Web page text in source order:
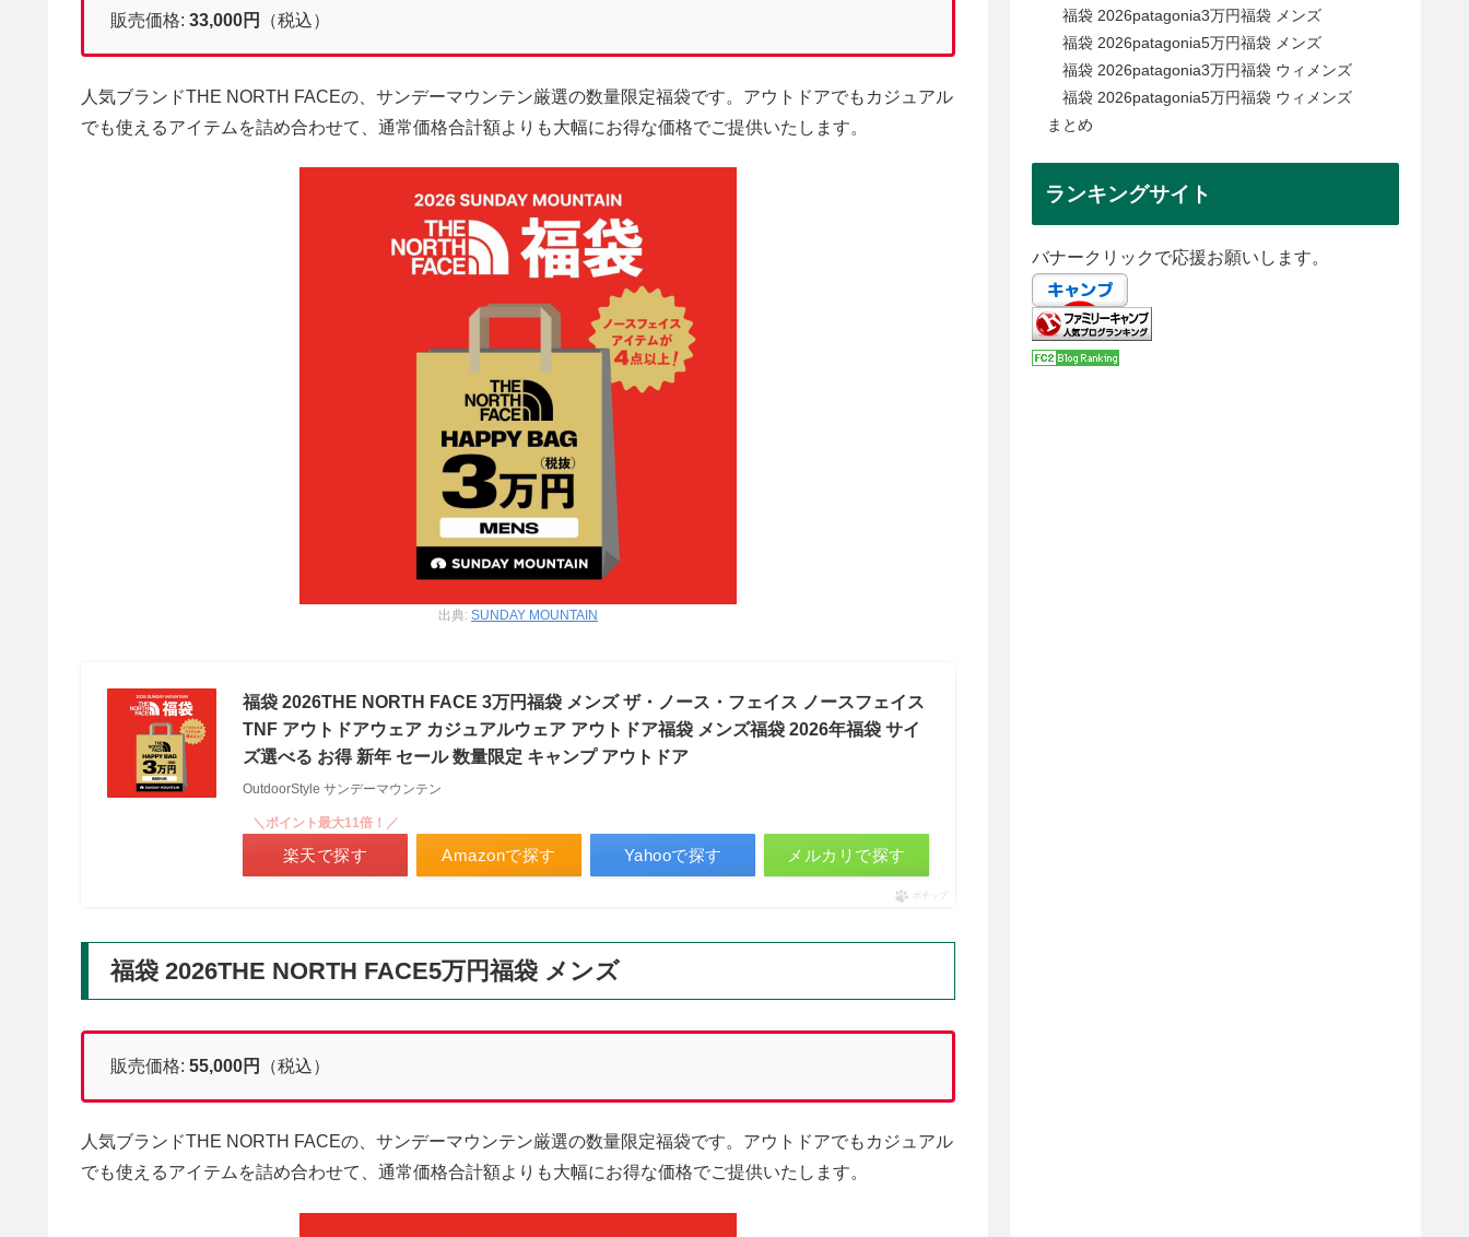
販売価格: 33,000円 （税込）
人気ブランドTHE NORTH FACEの、サンデーマウンテン厳選の数量限定福袋です。アウトドアでもカジュアル
でも使えるアイテムを詰め合わせて、通常価格合計額よりも大幅にお得な価格でご提供いたします。
出典: SUNDAY MOUNTAIN
福袋 2026THE NORTH FACE 3万円福袋 メンズ ザ・ノース・フェイス ノースフェイス
TNF アウトドアウェア カジュアルウェア アウトドア福袋 メンズ福袋 2026年福袋 サイ
ズ選べる お得 新年 セール 数量限定 キャンプ アウトドア
OutdoorStyle サンデーマウンテン
Amazonで探す
＼ポイント最大11倍！／
楽天で探す Yahooで探す メルカリで探す
ポチップ
福袋 2026THE NORTH FACE5万円福袋 メンズ
販売価格: 55,000円 （税込）
人気ブランドTHE NORTH FACEの、サンデーマウンテン厳選の数量限定福袋です。アウトドアでもカジュアル
でも使えるアイテムを詰め合わせて、通常価格合計額よりも大幅にお得な価格でご提供いたします。
福袋 2026patagonia3万円福袋 メンズ
福袋 2026patagonia5万円福袋 メンズ
福袋 2026patagonia3万円福袋 ウィメンズ
福袋 2026patagonia5万円福袋 ウィメンズ
まとめ
ランキングサイト
バナークリックで応援お願いします。